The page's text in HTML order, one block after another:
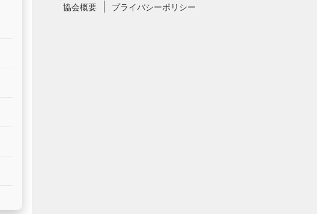
協会概要 プライバシーポリシー